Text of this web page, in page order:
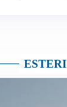
ESTERI